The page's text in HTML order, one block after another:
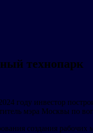
технопарк
году инвестор
мэра Москвы
создания